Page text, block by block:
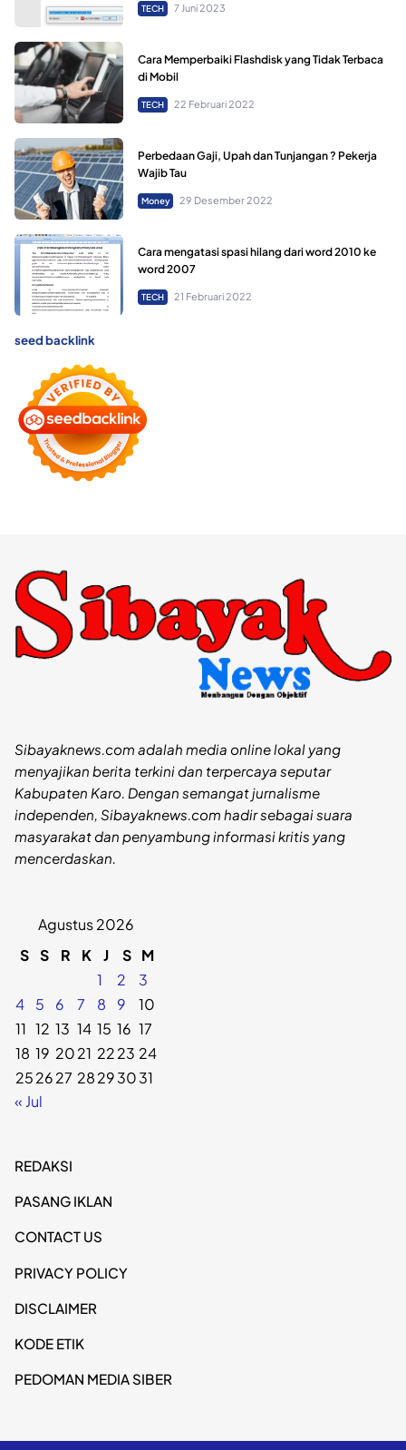
TECH 7 Juni 2023
Cara Memperbaiki Flashdisk yang Tidak Terbaca
di Mobil
TECH 22 Februari 2022
Perbedaan Gaji, Upah dan Tunjangan ? Pekerja
Wajib Tau
Money 29 Desember 2022
Cara mengatasi spasi hilang dari word 2010 ke
word 2007
TECH 21 Februari 2022
seed backlink
Sibayaknews.com adalah media online lokal yang
menyajikan berita terkini dan terpercaya seputar
Kabupaten Karo. Dengan semangat jurnalisme
independen, Sibayaknews.com hadir sebagai suara
masyarakat dan penyambung informasi kritis yang
mencerdaskan.
Agustus 2026
S S R K J S M
1
2
3
4
5 6 7 8 9
10
11 12 13 14 15 16 17
18 19 2021 2223 24
252627 28293031
« Jul
REDAKSI
PASANG IKLAN
CONTACT US
PRIVACY POLICY
DISCLAIMER
KODE ETIK
PEDOMAN MEDIA SIBER